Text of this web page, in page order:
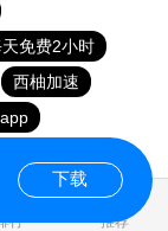
免费2小时
西柚加速
行 推荐
下载
0.035638s